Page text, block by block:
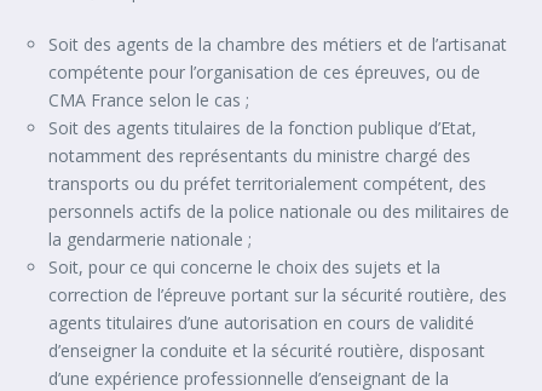
Soit des agents de la chambre des métiers et de l’artisanat
compétente pour l’organisation de ces épreuves, ou de
CMA France selon le cas ;
Soit des agents titulaires de la fonction publique d’Etat,
notamment des représentants du ministre chargé des
transports ou du préfet territorialement compétent, des
personnels actifs de la police nationale ou des militaires de
la gendarmerie nationale ;
Soit, pour ce qui concerne le choix des sujets et la
correction de l’épreuve portant sur la sécurité routière, des
agents titulaires d’une autorisation en cours de validité
d’enseigner la conduite et la sécurité routière, disposant
d’une expérience professionnelle d’enseignant de la